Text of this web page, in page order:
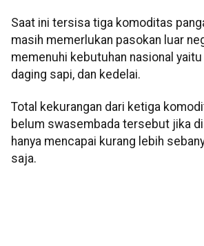
Saat ini tersisa tiga komoditas
masih memerlukan pasokan luar
memenuhi kebutuhan nasional
daging sapi, dan kedelai.
Total kekurangan dari ketiga
belum swasembada tersebut jika
hanya mencapai kurang lebih
saja.